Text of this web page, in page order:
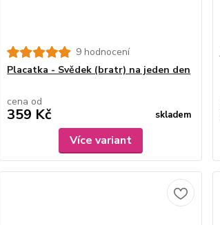
9 hodnocení
Placatka - Svědek (bratr) na jeden den
cena od
359 Kč skladem
Více variant